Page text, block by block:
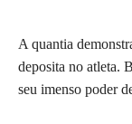
A quantia
deposita no atleta.
seu imenso poder